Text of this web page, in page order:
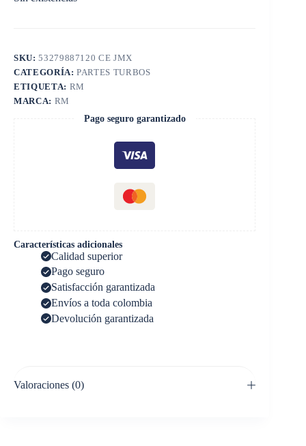
SKU:53279887120 CE JMX
CATEGORÍA:PARTES TURBOS
ETIQUETA: RM
MARCA: RM
Pago seguro garantizado
Características adicionales
Calidad superior
Pago seguro
Satisfacción garantizada
Envíos a toda colombia
Devolución garantizada
Valoraciones (0)